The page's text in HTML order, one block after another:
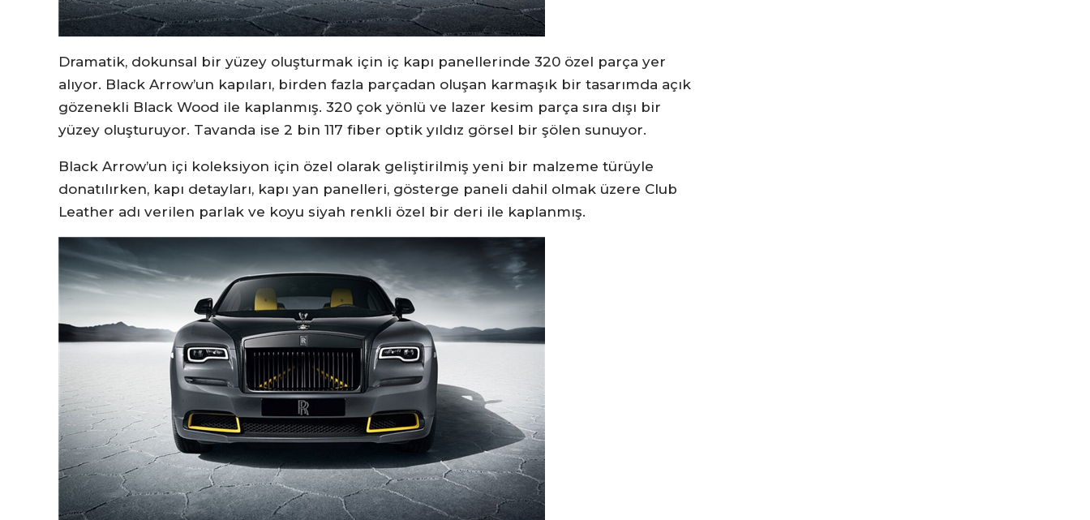
Dramatik, dokunsal bir yüzey oluşturmak için iç kapı panellerinde 320 özel parça yer
alıyor. Black Arrow’un kapıları, birden fazla parçadan oluşan karmaşık bir tasarımda açık
gözenekli Black Wood ile kaplanmış. 320 çok yönlü ve lazer kesim parça sıra dışı bir
yüzey oluşturuyor. Tavanda ise 2 bin 117 fiber optik yıldız görsel bir şölen sunuyor.
Black Arrow’un içi koleksiyon için özel olarak geliştirilmiş yeni bir malzeme türüyle
donatılırken, kapı detayları, kapı yan panelleri, gösterge paneli dahil olmak üzere Club
Leather adı verilen parlak ve koyu siyah renkli özel bir deri ile kaplanmış.